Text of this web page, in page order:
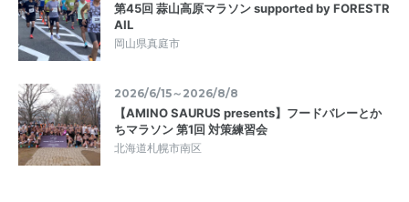
第45回 蒜山高原マラソン supported by FORESTR
AIL
岡山県真庭市
2026/6/15～2026/8/8
【AMINO SAURUS presents】フードバレーとか
ちマラソン 第1回 対策練習会
北海道札幌市南区